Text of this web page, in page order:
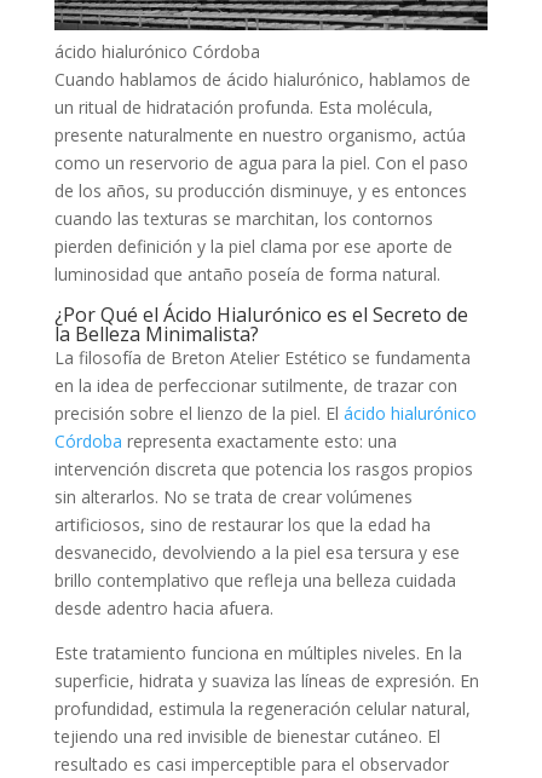
ácido hialurónico Córdoba
Cuando hablamos de ácido hialurónico, hablamos de
un ritual de hidratación profunda. Esta molécula,
presente naturalmente en nuestro organismo, actúa
como un reservorio de agua para la piel. Con el paso
de los años, su producción disminuye, y es entonces
cuando las texturas se marchitan, los contornos
pierden definición y la piel clama por ese aporte de
luminosidad que antaño poseía de forma natural.
¿Por Qué el Ácido Hialurónico es el Secreto de
la Belleza Minimalista?
La filosofía de Breton Atelier Estético se fundamenta
en la idea de perfeccionar sutilmente, de trazar con
precisión sobre el lienzo de la piel. El ácido hialurónico
Córdoba representa exactamente esto: una
intervención discreta que potencia los rasgos propios
sin alterarlos. No se trata de crear volúmenes
artificiosos, sino de restaurar los que la edad ha
desvanecido, devolviendo a la piel esa tersura y ese
brillo contemplativo que refleja una belleza cuidada
desde adentro hacia afuera.
Este tratamiento funciona en múltiples niveles. En la
superficie, hidrata y suaviza las líneas de expresión. En
profundidad, estimula la regeneración celular natural,
tejiendo una red invisible de bienestar cutáneo. El
resultado es casi imperceptible para el observador